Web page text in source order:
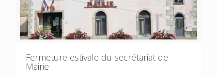
Fermeture estivale du secrétariat de
Mairie